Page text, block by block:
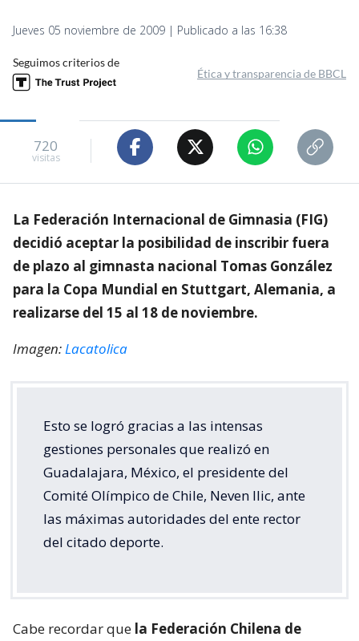
Jueves 05 noviembre de 2009 | Publicado a las 16:38
Seguimos criterios de
Ética y transparencia de BBCL
720
visitas
La Federación Internacional de Gimnasia (FIG)
decidió aceptar la posibilidad de inscribir fuera
de plazo al gimnasta nacional Tomas González
para la Copa Mundial en Stuttgart, Alemania, a
realizarse del 15 al 18 de noviembre.
Imagen:Lacatolica
Esto se logró gracias a las intensas
gestiones personales que realizó en
Guadalajara, México, el presidente del
Comité Olímpico de Chile, Neven Ilic, ante
las máximas autoridades del ente rector
del citado deporte.
Cabe recordar que la Federación Chilena de